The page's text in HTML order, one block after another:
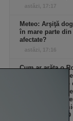
astăzi, 17:17
Meteo: Arşiţă
în mare parte din
afectate?
astăzi, 17:16
Cum ar arăta o
Alexandru
Vorbim despre
finanţare, o
cursului, o
creşterii
recesiune VIDEO